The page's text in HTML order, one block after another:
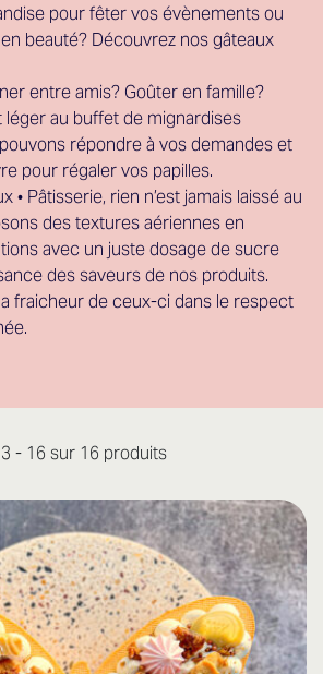
pour fêter vos évènements ou
beauté? Découvrez nos gâteaux
entre amis? Goûter en famille?
léger au buffet de mignardises
répondre à vos demandes et
pour régaler vos papilles.
• Pâtisserie, rien n’est jamais laissé au
des textures aériennes en
avec un juste dosage de sucre
des saveurs de nos produits.
fraicheur de ceux-ci dans le respect
- 16 sur 16 produits